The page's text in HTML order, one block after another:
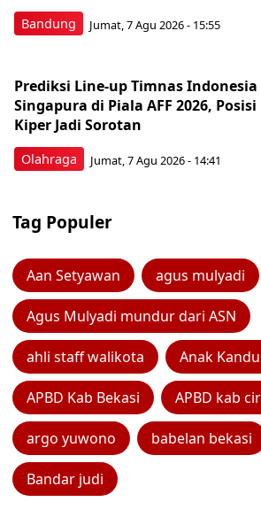
Bandung Jumat, 7 Agu 2026 - 15:55
Olahraga
Prediksi Line-up Timnas Indonesia
Singapura di Piala AFF 2026, Posisi
Kiper Jadi Sorotan
Jumat, 7 Agu 2026 - 14:41
Tag Populer
Aan Setyawan agus mulyadi
Agus Mulyadi mundur dari ASN
ahli staff walikota Anak
APBD Kab Bekasi APBD kab
argo yuwono babelan bekasi
Bandar judi